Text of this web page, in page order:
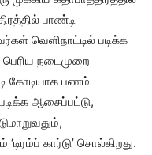
பாண்டி
வெளிநாட்டில் படிக்க
நடைமுறை
கோடியாக பணம்
ஆசைப்பட்டு,
கார்டு’ சொல்கிறது.